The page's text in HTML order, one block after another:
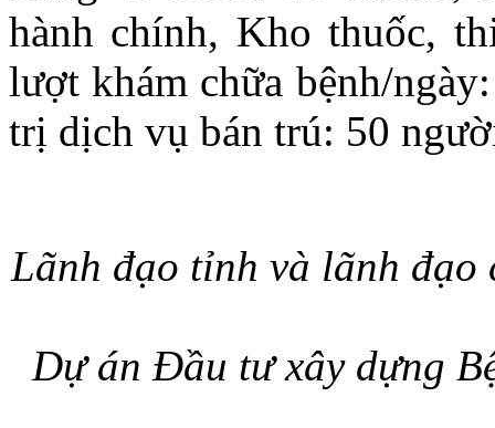
hành chính, Kho thuốc,
lượt khám chữa bệnh/
trị dịch vụ bán trú: 50
Lãnh đạo tỉnh và lãnh đạo
Dự án Đầu tư xây dựng